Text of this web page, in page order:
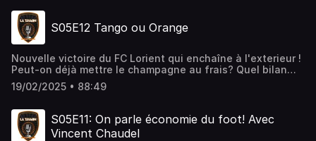
S05E12 Tango ou Orange
Nouvelle victoire du FC Lorient qui enchaîne à l'exterieur !
Peut-on déjà mettre le champagne au frais? Quel bilan
pour le mercato? La relation avec Bournemouth est-elle
une bonne chose? Julien Lucas Pierrot & Raph' en
19/02/2025 • 88:49
S05E11: On parle économie du foot! Avec
Vincent Chaudel